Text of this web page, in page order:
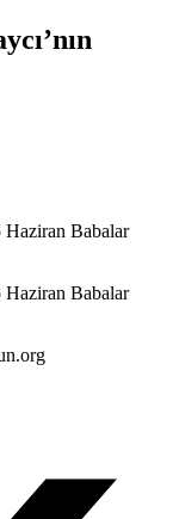
Haziran Babalar
Haziran Babalar